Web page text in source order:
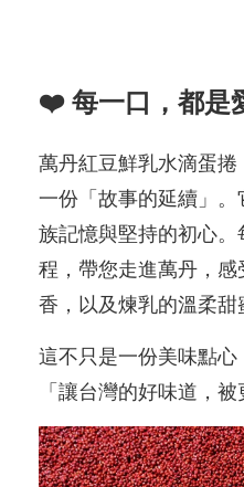
❤️ 每一口，都是
萬丹紅豆鮮乳水滴蛋
一份「故事的延續」
族記憶與堅持的初心
程，帶您走進萬丹，
香，以及煉乳的溫柔甜
這不只是一份美味點心
「讓台灣的好味道，